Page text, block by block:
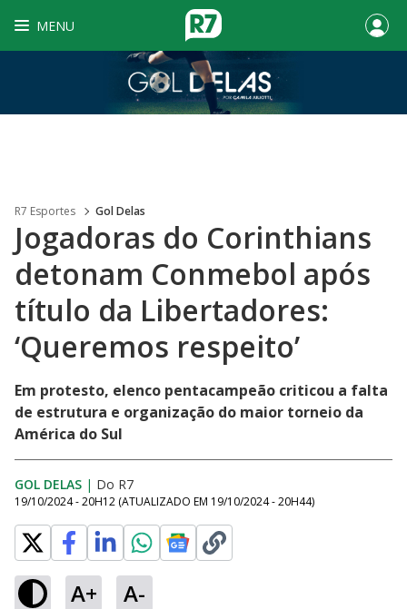
MENU
R7 Esportes Gol Delas
Jogadoras do Corinthians
detonam Conmebol após
título da Libertadores:
‘Queremos respeito’
Em protesto, elenco pentacampeão criticou a falta
de estrutura e organização do maior torneio da
América do Sul
GOL DELAS | Do R7
19/10/2024 - 20H12 (ATUALIZADO EM 19/10/2024 - 20H44)
A+ A-